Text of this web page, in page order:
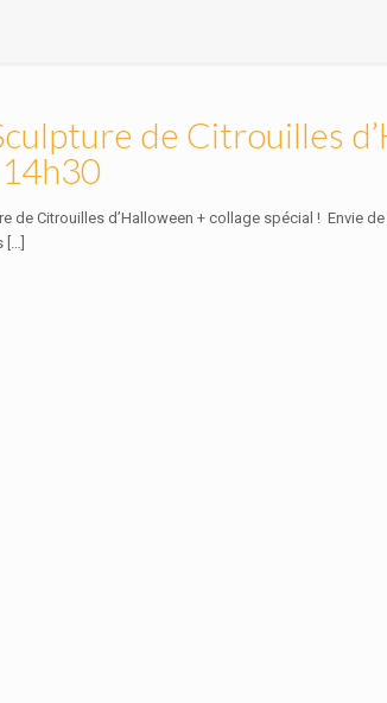
de Citrouilles
de Citrouilles d’Halloween + collage spécial ! Envie
[…]